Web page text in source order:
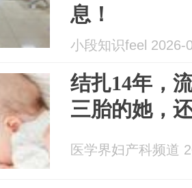
息！
小段知识feel 2026-
结扎14年，
三胎的她，
医学界妇产科频道